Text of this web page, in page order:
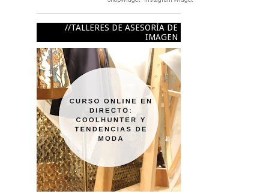
TALLERES DE ASESORÍA DE
IMAGEN